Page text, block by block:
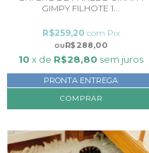
GIMPY FILHOTE 1...
R$288,00
R$259,20 com Pix
10 x de R$28,80 sem juros
PRONTA ENTREGA